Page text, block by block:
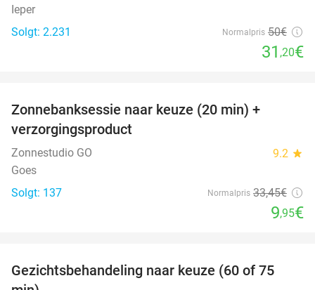
Ieper
Solgt: 2.231
Normalpris 50€
31 ,20€
Zonnebanksessie naar keuze (20 min) +
verzorgingsproduct
Zonnestudio GO 9.2 star
Goes
Solgt: 137
Normalpris 33,45€
9,95€
52%
Gezichtsbehandeling naar keuze (60 of 75